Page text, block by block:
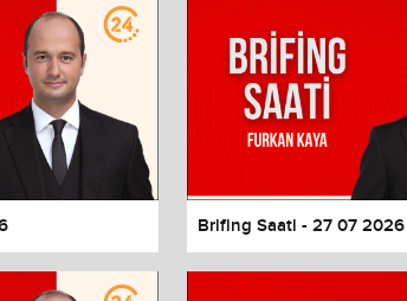
Brifing Saati - 27 07 2026